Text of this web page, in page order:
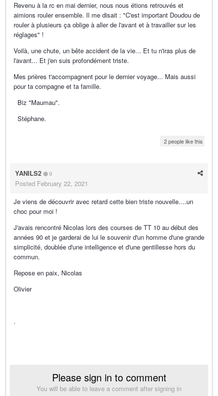
Revenu à la rc en mai dernier, nous nous étions retrouvés et
aimions rouler ensemble. Il me disait : "C'est important Doudou de
rouler à plusieurs ça oblige à aller de l'avant et à travailler sur les
réglages" !
Voilà, une chute, un bête accident de la vie... Et tu n'iras plus de
l'avant... Et j'en suis profondément triste.
Mes prières t'accompagnent pour le dernier voyage... Mais aussi
pour ta compagne et ta famille.
Biz "Maumau".
Stéphane.
2 people like this
YANILS2 0
Posted February 22, 2021
Je viens de découvrir avec retard cette bien triste nouvelle....un
choc pour moi !
J'avais rencontré Nicolas lors des courses de TT 10 au début des
années 90 et je garderai de lui le souvenir d'un homme d'une grande
simplicité, doublée d'une intelligence et d'une gentillesse hors du
commun.
Repose en paix, Nicolas
Olivier
.
Please sign in to comment
You will be able to leave a comment after signing in